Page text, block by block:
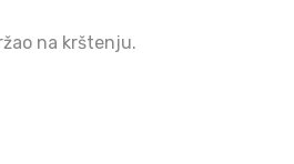
na krštenju.